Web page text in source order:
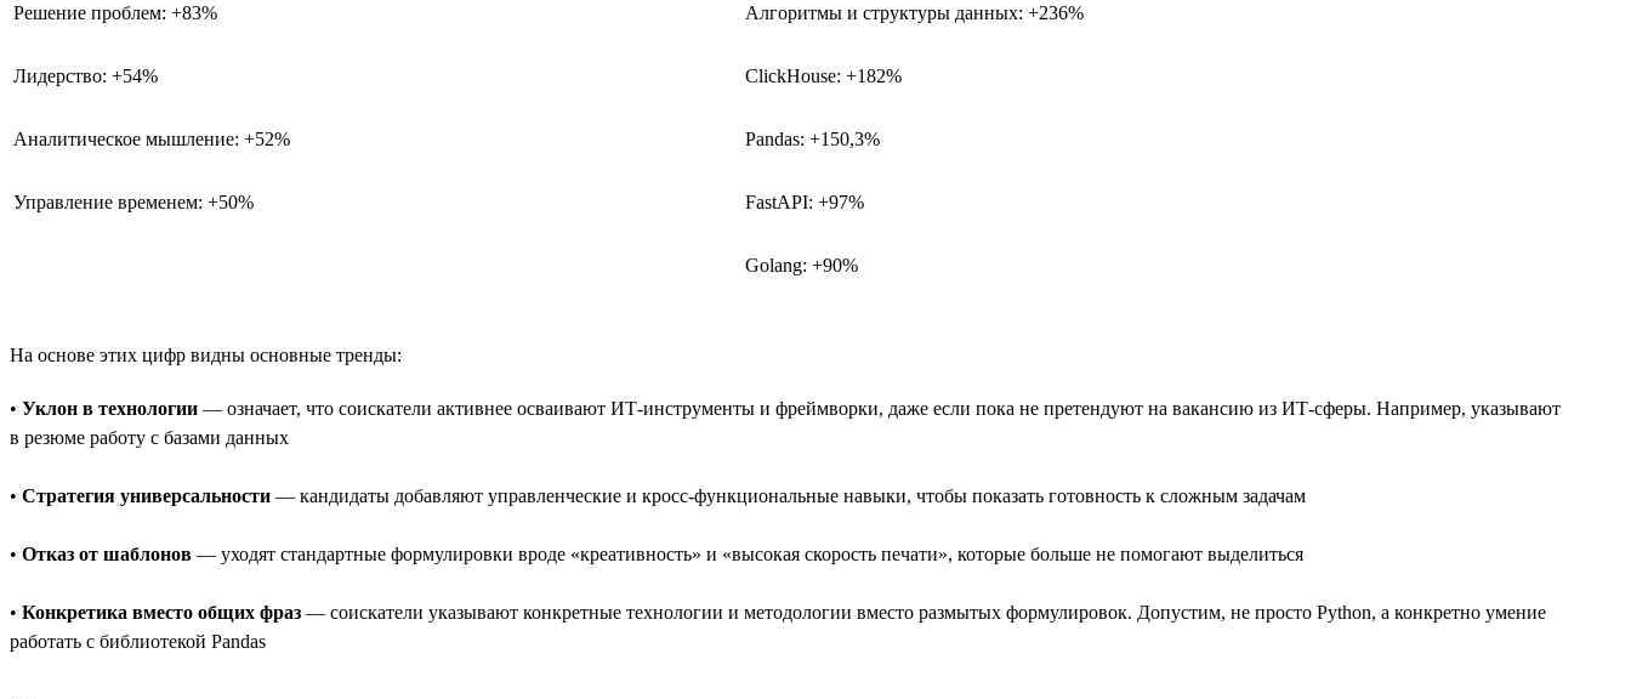
Решение проблем: +83% Алгоритмы и структуры данных: +236%
Лидерство: +54% ClickHouse: +182%
Аналитическое мышление: +52% Pandas: +150,3%
Управление временем: +50% FastAPI: +97%
Golang: +90%
На основе этих цифр видны основные тренды:
• Уклон в технологии — означает, что соискатели активнее осваивают ИТ-инструменты и фреймворки, даже если пока не претендуют на вакансию из ИТ-сферы. Например, указывают
в резюме работу с базами данных
• Стратегия универсальности — кандидаты добавляют управленческие и кросс-функциональные навыки, чтобы показать готовность к сложным задачам
• Отказ от шаблонов — уходят стандартные формулировки вроде «креативность» и «высокая скорость печати», которые больше не помогают выделиться
• Конкретика вместо общих фраз — соискатели указывают конкретные технологии и методологии вместо размытых формулировок. Допустим, не просто Python, а конкретно умение
работать с библиотекой Pandas